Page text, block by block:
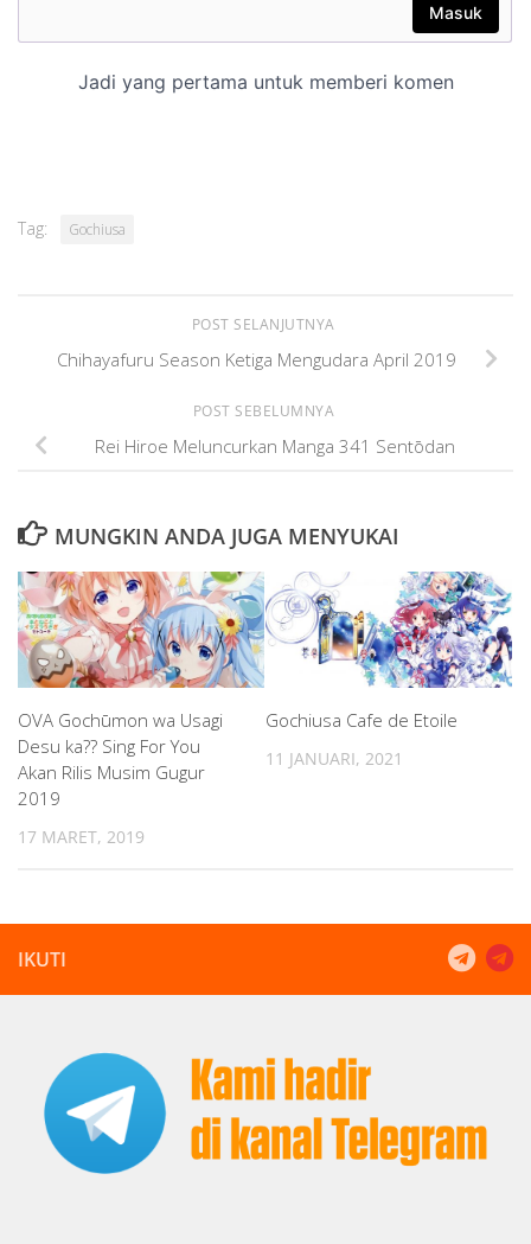
Tag: Gochiusa
POST SELANJUTNYA
Chihayafuru Season Ketiga Mengudara April 2019
POST SEBELUMNYA
Rei Hiroe Meluncurkan Manga 341 Sentōdan
MUNGKIN ANDA JUGA MENYUKAI
OVA Gochūmon wa Usagi
Desu ka?? Sing For You
Akan Rilis Musim Gugur
2019
17 MARET, 2019
Gochiusa Cafe de Etoile
11 JANUARI, 2021
IKUTI